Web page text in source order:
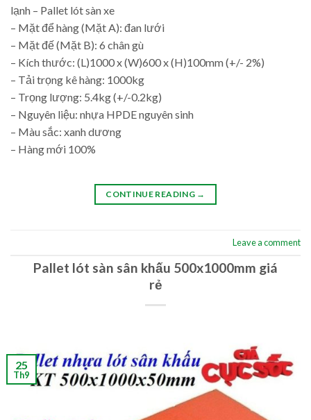
lạnh – Pallet lót sàn xe
– Mặt để hàng (Mặt A): đan lưới
– Mặt đế (Mặt B): 6 chân gù
– Kích thước: (L)1000 x (W)600 x (H)100mm (+/- 2%)
– Tải trọng kê hàng: 1000kg
– Trọng lượng: 5.4kg (+/-0.2kg)
– Nguyên liệu: nhựa HPDE nguyên sinh
– Màu sắc: xanh dương
– Hàng mới 100%
CONTINUE READING →
Leave a comment
Pallet lót sàn sân khấu 500x1000mm giá
rẻ
25
Th9